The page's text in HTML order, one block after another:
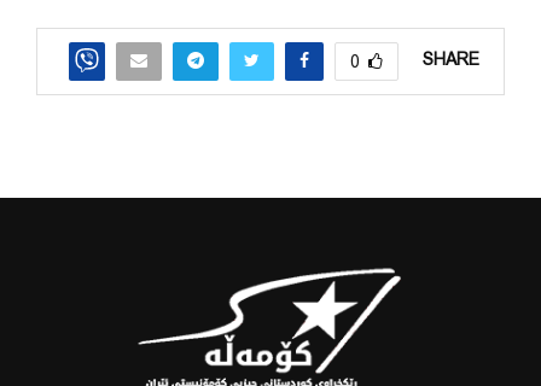
SHARE
0